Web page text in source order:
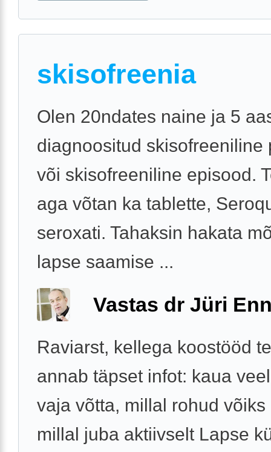
skisofreenia
Olen 20ndates naine ja 5
diagnoositud skisofreeniline
või skisofreeniline episood.
aga võtan ka tablette,
seroxati. Tahaksin hakata
lapse saamise ...
Vastas dr Jüri
Raviarst, kellega koostööd
annab täpset infot: kaua
vaja võtta, millal rohud võiks
millal juba aktiivselt Lapse